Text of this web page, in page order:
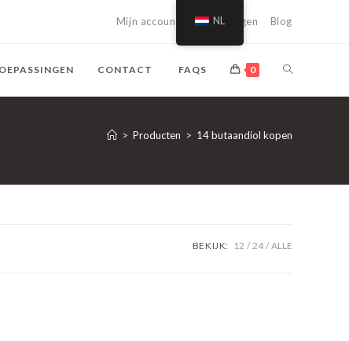
Mijn account Winkelwagen Blog
CONTACT FAQS 0 NAAR
> Producten > 14 butaandiol kopen
BEKIJK: 12 24 ALLE
NL